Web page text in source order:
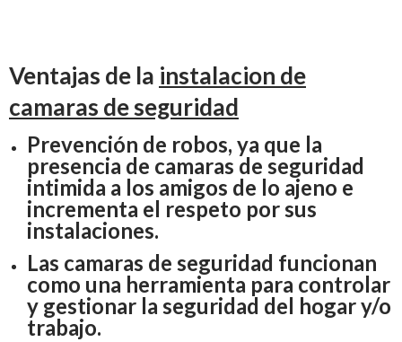
Ventajas de la instalacion de
camaras de seguridad
Prevención de robos, ya que la
presencia de camaras de seguridad
intimida a los amigos de lo ajeno e
incrementa el respeto por sus
instalaciones.
Las camaras de seguridad funcionan
como una herramienta para controlar
y gestionar la seguridad del hogar y/o
trabajo.